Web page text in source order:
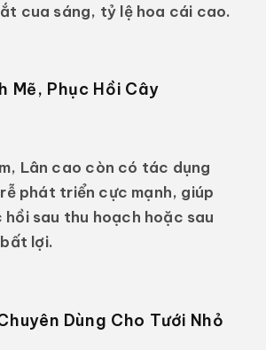
cua sáng, tỷ lệ hoa cái cao.
Mẽ, Phục Hồi Cây
Lân cao còn có tác dụng
phát triển cực mạnh, giúp
hồi sau thu hoạch hoặc sau
lợi.
Dùng Cho Tưới Nhỏ